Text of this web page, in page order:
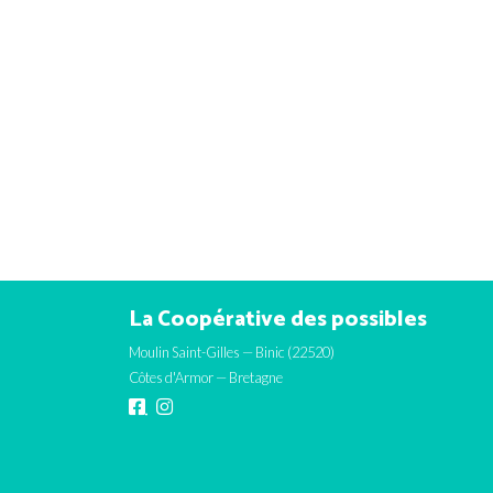
La Coopérative des possibles
Moulin Saint-Gilles — Binic (22520)
Côtes d'Armor — Bretagne